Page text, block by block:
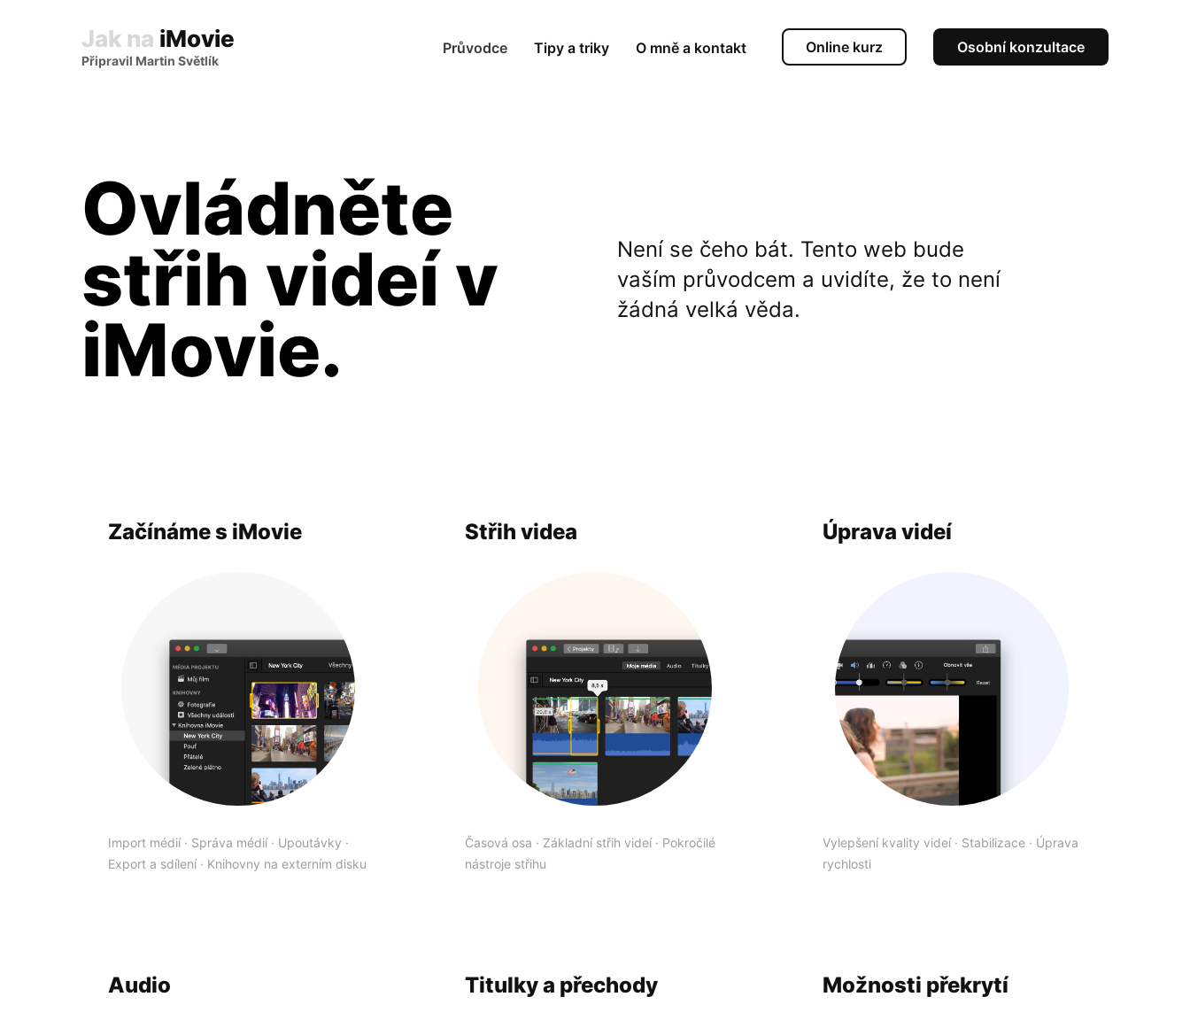
Jak na iMovie
Připravil Martin Světlík
Průvodce Tipy a triky O mně a kontakt Online kurz Osobní konzultace
Ovládněte
střih videí v
iMovie.
Není se čeho bát. Tento web bude
vaším průvodcem a uvidíte, že to není
žádná velká věda.
Začínáme s iMovie
Import médií· Správa médií· Upoutávky ·
Export a sdílení· Knihovny na externím disku
Střih videa
Časová osa · Základní střih videí· Pokročilé
nástroje střihu
Úprava videí
Vylepšení kvality videí· Stabilizace· Úprava
rychlosti
Audio Titulky a přechody Možnosti překrytí